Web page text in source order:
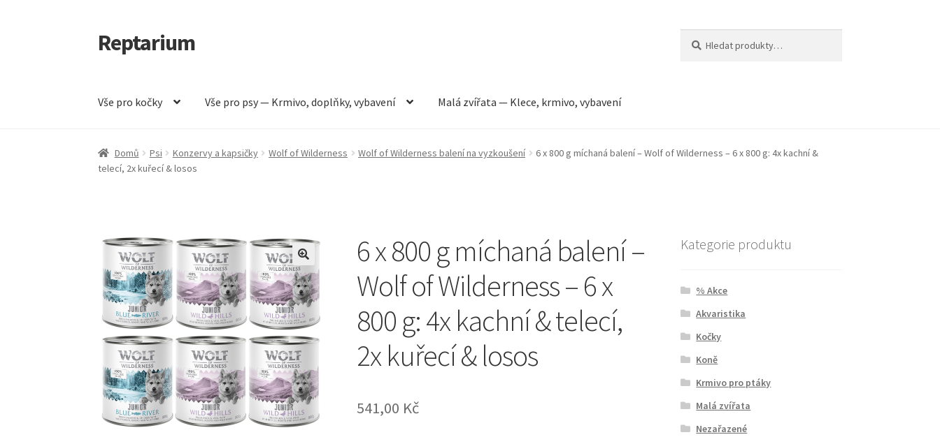
Přeskočit
na
Přejít
k
Reptarium
Vše pro kočky Vše pro psy — Krmivo, doplňky, vybavení Malá zvířata — Klece, krmivo, vybavení
Úvodní stránka Košík Malá zvířata — Klece, krmivo, vybavení Můj účet Obchod Pokladna Vše pro kočky
Domů Psi Konzervy a kapsičky Wolf of Wilderness Wolf of Wilderness balení na vyzkoušení
6 x 800 g míchaná balení – Wolf of Wilderness – 6 x 800 g: 4x kachní &
telecí, 2x kuřecí & losos
6 x 800 g míchaná balení –
Wolf of Wilderness – 6 x
800 g: 4x kachní & telecí,
2x kuřecí & losos
541,00 Kč
Kategorie produktu
% Akce
Akvaristika
Kočky
Koně
Krmivo pro ptáky
Malá zvířata
Nezařazené